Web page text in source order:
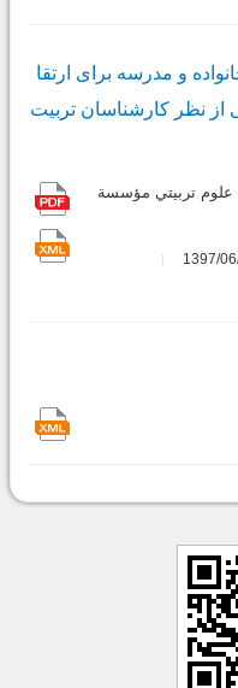
و مدرسه برای ارتقا
از نظر کارشناسان تربیت
تربيتي مؤسسة